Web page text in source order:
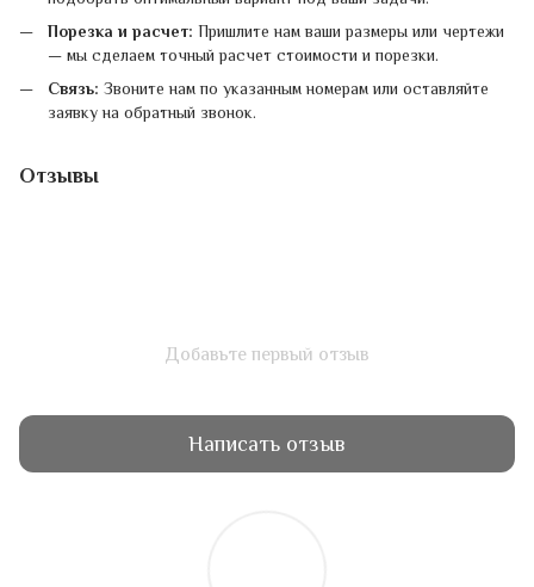
Порезка и расчет: Пришлите нам ваши размеры или чертежи
— мы сделаем точный расчет стоимости и порезки.
Связь: Звоните нам по указанным номерам или оставляйте
заявку на обратный звонок.
Отзывы
Добавьте первый отзыв
Написать отзыв